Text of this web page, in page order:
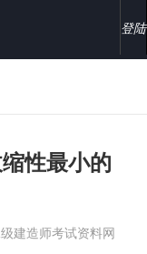
登陆
性最小的
建造师考试资料网